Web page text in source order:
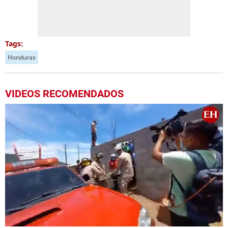
Tags:
Honduras
VIDEOS RECOMENDADOS